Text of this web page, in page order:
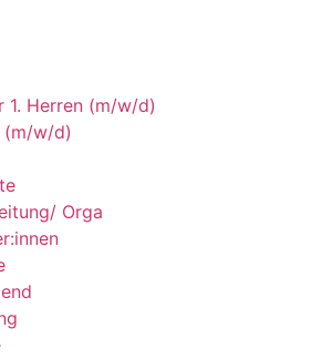
1. Herren (m/w/d)
(m/w/d)
Orga